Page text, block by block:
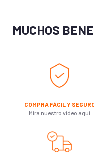
MUCHOS
COMPRA FÁCIL Y
Mira nuestro video aquí